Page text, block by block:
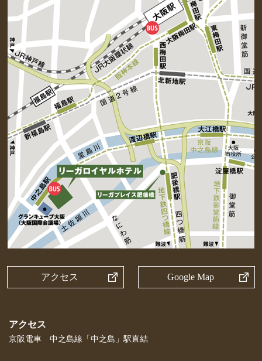
アクセス Google Map
アクセス
京阪電車 中之島線「中之島」駅直結